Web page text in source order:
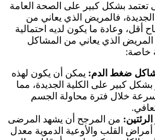
تعتمد بشكل كبير على الصحة العامة
فالمريض الذي يعاني من
وعادة ما يكون لديه احتمالية
المريض الذي يعاني من المشاكل
خاصة:
ضغط الدم: يمكن أن يكون لهذه
بشكل كبير على الكلية الجديدة، مما
خلال فترة محاولة الجسم
من المرجح أن يشهد المرضى
أمراض القلب والأوعية الدموية معدل